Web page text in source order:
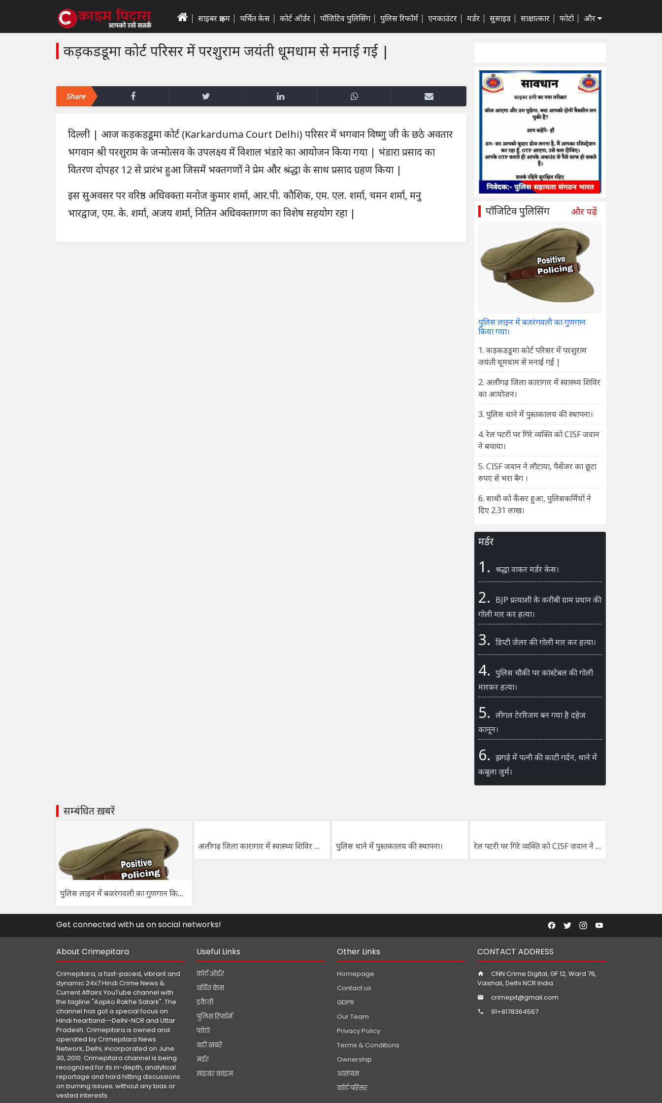
साइबर क्राइम चर्चित केस कोर्ट ऑर्डर पॉजिटिव पुलिसिंग पुलिस रिफॉर्म एनकाउंटर मर्डर सुसाइड साक्षात्कार फोटो और
कड़कडडूमा कोर्ट परिसर में परशुराम जयंती धूमधाम से मनाई गई |
Share
दिल्ली | आज कड़कड़डूमा कोर्ट (Karkarduma Court Delhi) परिसर में भगवान विष्णु जी के छठे अवतार
भगवान श्री परशुराम के जन्मोत्सव के उपलक्ष्य में विशाल भंडारे का आयोजन किया गया | भंडारा प्रसाद का
वितरण दोपहर 12 से प्रारंभ हुआ जिसमें भक्तगणों ने प्रेम और श्रंद्धा के साथ प्रसाद ग्रहण किया |
इस सुअवसर पर वरिष्ठ अधिवक्ता मनोज कुमार शर्मा, आर.पी. कौशिक, एम. एल. शर्मा, चमन शर्मा, मनु
भारद्वाज, एम. के. शर्मा, अजय शर्मा, नितिन अधिवक्तागण का विशेष सहयोग रहा |
पॉजिटिव पुलिसिंग और पढ़ें
पुलिस लाइन में बजरंगवली का गुणगान
किया गया।
1. कड़कडडूमा कोर्ट परिसर में परशुराम
जयंती धूमधाम से मनाई गई |
2. अलीगढ़ जिला कारागार में स्वास्थ्य शिविर
का आयोजन।
3. पुलिस थाने में पुस्तकालय की स्थापना।
4. रेल पटरी पर गिरे व्यक्ति को CISF जवान
ने बचाया।
5. CISF जवान ने लौटाया, पैसेंजर का छूटा
रुपए से भरा बैग ।
6. साथी को कैंसर हुआ, पुलिसकर्मियों ने
दिए 2.31 लाख।
मर्डर
1. श्रद्धा वाकर मर्डर केस।
2. BJP प्रत्याशी के करीबी ग्राम प्रधान की
गोली मार कर हत्या।
3. डिप्टी जेलर की गोली मार कर हत्या।
4. पुलिस चौकी पर कांस्टेबल की गोली
मारकर हत्या।
5. लीगल टेररिजम बन गया है दहेज
कानून।
6. झगड़े में पत्नी की काटी गर्दन, थाने में
कबूला जुर्म।
सम्बंधित ख़बरें
पुलिस लाइन में बजरंगवली का गुणगान किया गया।
अलीगढ़ जिला कारागार में स्वास्थ्य शिविर का आयोजन। पुलिस थाने में पुस्तकालय की स्थापना। रेल पटरी पर गिरे व्यक्ति को CISF जवान ने बचाया।
Get connected with us on social networks!
About Crimepitara
Crimepitara, a fast-paced, vibrant and
dynamic 24x7 Hindi Crime News &
Current Affairs YouTube channel with
the tagline "Aapko Rakhe Satark". The
channel has got a special focus on
Hindi heartland--Delhi-NCR and Uttar
Pradesh. Crimepitara is owned and
operated by Crimepitara News
Network, Delhi, incorporated on June
30, 2010. Crimepitara channel is being
recognized for its in-depth, analytical
reportage and hard hitting discussions
on burning issues; without any bias or
vested interests.
Useful Links
कोर्ट ऑर्डर
चर्चित केस
डकैतीं
पुलिस रिफॉर्म
फोटो
बड़ी खबरें
मर्डर
साइबर क्राइम
Other Links
Homepage
Contact us
GDPR
Our Team
Privacy Policy
Terms & Conditions
Ownership
आसपास
कोर्ट परिसर
CONTACT ADDRESS
CNN Crime Digital, GF 12, Ward 76,
Vaishali, Delhi NCR India.
crimepit@gmail.com
91+8178364567